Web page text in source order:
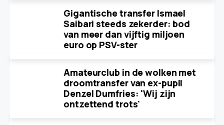
Gigantische transfer Ismael
Saibari steeds zekerder: bod
van meer dan vijftig miljoen
euro op PSV-ster
Amateurclub in de wolken met
droomtransfer van ex-pupil
Denzel Dumfries: 'Wij zijn
ontzettend trots'